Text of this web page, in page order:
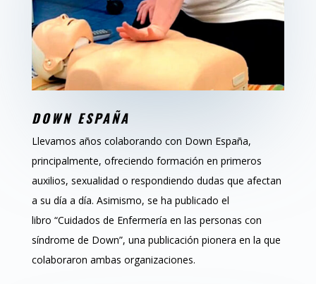
DOWN ESPAÑA
Llevamos años colaborando con Down España,
principalmente, ofreciendo formación en primeros
auxilios, sexualidad o respondiendo dudas que afectan
a su día a día. Asimismo, se ha publicado el
libro “Cuidados de Enfermería en las personas con
síndrome de Down”, una publicación pionera en la que
colaboraron ambas organizaciones.